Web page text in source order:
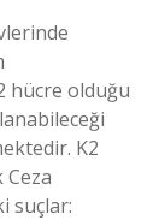
hücre olduğu
K2
suçlar: